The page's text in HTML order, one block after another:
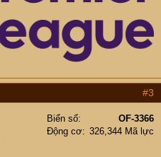
#3
Biển số
OF-3366
Động cơ
326,344 Mã lực